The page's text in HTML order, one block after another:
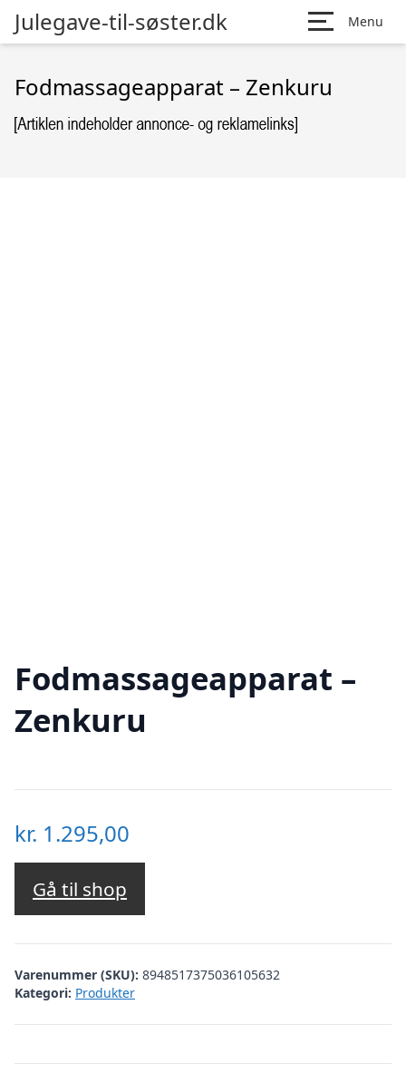
Julegave-til-søster.dk Menu
Fodmassageapparat – Zenkuru
Fodmassageapparat –
Zenkuru
kr. 1.295,00
Gå til shop
Varenummer (SKU): 8948517375036105632
Kategori: Produkter